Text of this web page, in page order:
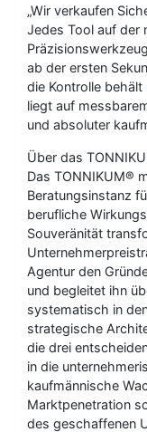
„Wir verkaufen
Jedes Tool auf der
ab der ersten
die Kontrolle
liegt auf
und absoluter
Über das
Das TONNIKUM®
Beratungsinstanz
berufliche
Souveränität
Agentur den
und begleitet ihn
systematisch in
strategische
die drei
in die
kaufmännische
Marktpenetration
des geschaffenen